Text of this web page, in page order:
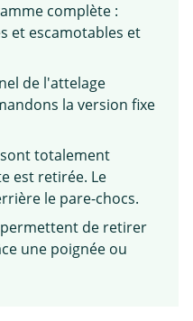
complète :
et escamotables et
de l'attelage
la version fixe
totalement
est retirée. Le
le pare-chocs.
de retirer
une poignée ou